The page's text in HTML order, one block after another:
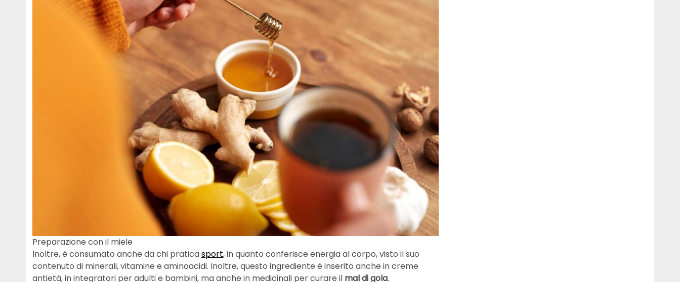
Preparazione con il miele
Inoltre, è consumato anche da chi praticasport, in quanto conferisce energia al corpo, visto il suo
contenuto di minerali, vitamine e aminoacidi. Inoltre, questo ingrediente è inserito anche in creme
antietà, in integratori per adulti e bambini, ma anche in medicinali per curare il mal di gola.